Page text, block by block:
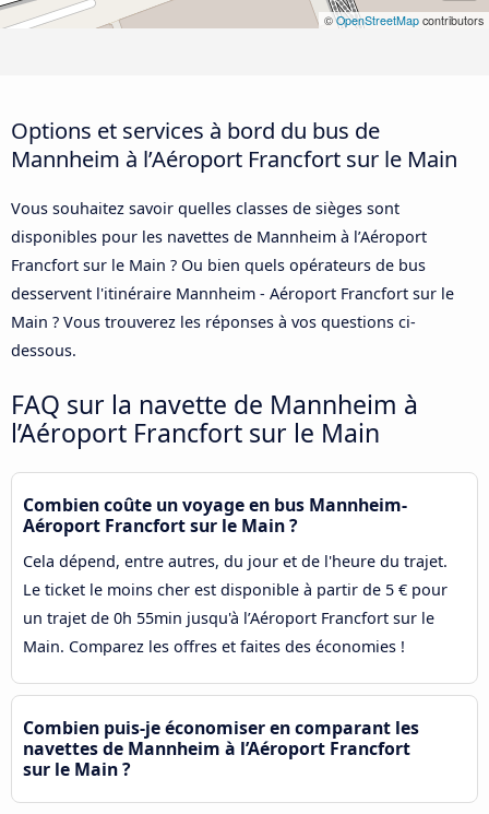
©OpenStreetMap contributors
Options et services à bord du bus de
Mannheim à l’Aéroport Francfort sur le Main
Vous souhaitez savoir quelles classes de sièges sont
disponibles pour les navettes de Mannheim à l’Aéroport
Francfort sur le Main ? Ou bien quels opérateurs de bus
desservent l'itinéraire Mannheim - Aéroport Francfort sur le
Main ? Vous trouverez les réponses à vos questions ci-
dessous.
FAQ sur la navette de Mannheim à
l’Aéroport Francfort sur le Main
Combien coûte un voyage en bus Mannheim-
Aéroport Francfort sur le Main ?
Cela dépend, entre autres, du jour et de l'heure du trajet.
Le ticket le moins cher est disponible à partir de 5 € pour
un trajet de 0h 55min jusqu'à l’Aéroport Francfort sur le
Main. Comparez les offres et faites des économies !
Combien puis-je économiser en comparant les
navettes de Mannheim à l’Aéroport Francfort
sur le Main ?